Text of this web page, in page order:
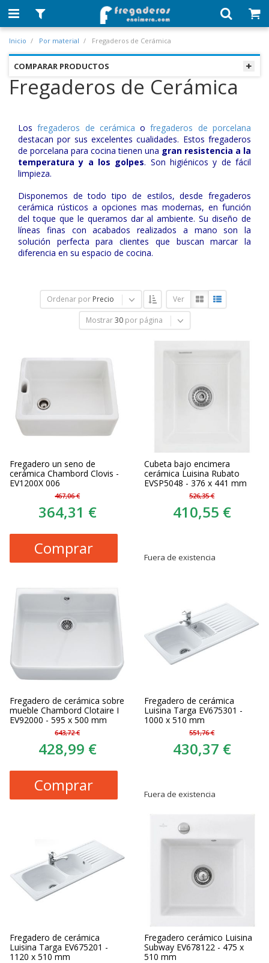
Inicio Por material Fregaderos de Cerámica
COMPARAR PRODUCTOS
Fregaderos de Cerámica
Losfregaderos de cerámica ofregaderos de porcelana
destacan por sus excelentes cualidades. Estos fregaderos
de porcelana para cocina tienen una gran resistencia a la
temperatura y a los golpes. Son higiénicos y de fácil
limpieza.
Disponemos de todo tipo de estilos, desde fregaderos
cerámica rústicos a opciones mas modernas, en función
del toque que le queramos dar al ambiente. Su diseño de
líneas finas con acabados realizados a mano son la
solución perfecta para clientes que buscan marcar la
diferencia en su espacio de cocina.
Ordenar por Precio Ver
Mostrar 30 por página
Fregadero un seno de
cerámica Chambord Clovis -
EV1200X 006
467,06 €
364,31 €
Comprar
Cubeta bajo encimera
cerámica Luisina Rubato
EVSP5048 - 376 x 441 mm
526,35 €
410,55 €
Fuera de existencia
Fregadero de cerámica sobre
mueble Chambord Clotaire I
EV92000 - 595 x 500 mm
643,72 €
428,99 €
Comprar
Fregadero de cerámica
Luisina Targa EV675301 -
1000 x 510 mm
551,76 €
430,37 €
Fuera de existencia
Fregadero de cerámica
Luisina Targa EV675201 -
1120 x 510 mm
Fregadero cerámico Luisina
Subway EV678122 - 475 x
510 mm